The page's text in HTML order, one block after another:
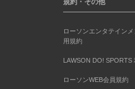
規約・その他
ローソンエンタテイン
用規約
LAWSON DO! SPORTS
ローソンWEB会員規約